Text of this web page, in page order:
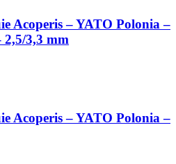
Acoperis – YATO Polonia –
2,5/3,3 mm
Acoperis – YATO Polonia –